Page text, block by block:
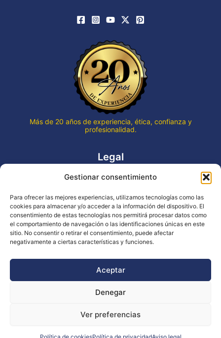
Gestionar consentimiento
Para ofrecer las mejores experiencias, utilizamos tecnologías como las
cookies para almacenar y/o acceder a la información del dispositivo. El
consentimiento de estas tecnologías nos permitirá procesar datos como
el comportamiento de navegación o las identificaciones únicas en este
sitio. No consentir o retirar el consentimiento, puede afectar
negativamente a ciertas características y funciones.
Aceptar
Denegar
Ver preferencias
Más de 20 años de experiencia, ética, confianza y
profesionalidad.
Legal
Aviso legal
Declaración de accesibilidad
Política de cookies (UE)